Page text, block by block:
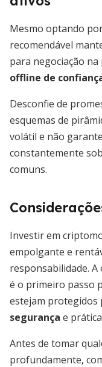
Mesmo optando
recomendável
para negociação
offline de
Desconfie de
esquemas de
volátil e não
constantemente
comuns.
Investir em
empolgante e
responsabilidade. A
é o primeiro passo
estejam protegidos
segurança e
Antes de tomar
profundamente,